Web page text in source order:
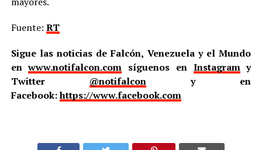
Fuente: RT
Sigue las noticias de Falcón, Venezuela y el Mundo
enwww.notifalcon.com síguenos en Instagramy
Twitter @notifalcony en
Facebook:https://www.facebook.com